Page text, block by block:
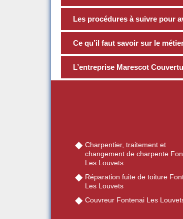
Les procédures à suivre pour
Ce qu’il faut savoir sur le
L’entreprise Marescot
Charpentier, traitement et
changement de charpente
Les Louvets
Réparation fuite de toiture
Les Louvets
Couvreur Fontenai Les